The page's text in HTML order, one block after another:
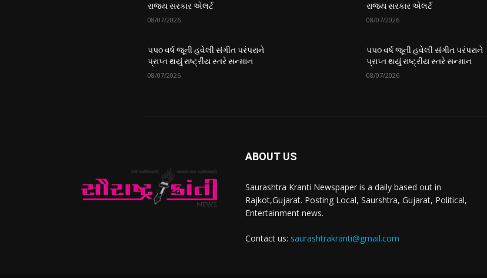
રાજ્ય સરકાર એલર્ટ
08/07/2026
૫૫૦ વર્ષ જૂની હવેલી સંગીત પરંપરાને
પ્રાપ્ત થયું રાષ્ટ્રીય સ્તરે સન્માન
08/07/2026
રાજ્ય સરકાર એલર્ટ
08/07/2026
૫૫૦ વર્ષ જૂની હવેલી સંગીત પરંપરાને
પ્રાપ્ત થયું રાષ્ટ્રીય સ્તરે સન્માન
08/07/2026
ABOUT US
Saurashtra Kranti Newspaper is a daily based out in
Rajkot,Gujarat. Posting Local, Saurshtra, Gujarat, Political,
Entertainment news.
Contact us: saurashtrakranti@gmail.com